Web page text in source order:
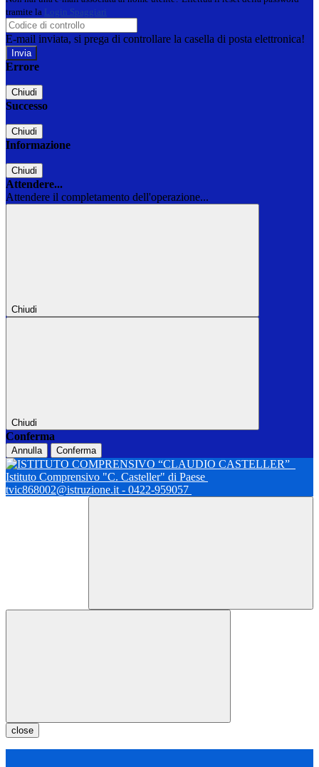
tramite la Login Spaggiari
E-mail inviata, si prega di controllare la casella di posta elettronica!
Errore
Chiudi
Successo
Chiudi
Informazione
Chiudi
Attendere...
Attendere il completamento dell'operazione...
Chiudi
Chiudi
Conferma
Annulla Conferma
Istituto Comprensivo "C. Casteller" di Paese
tvic868002@istruzione.it - 0422-959057
close